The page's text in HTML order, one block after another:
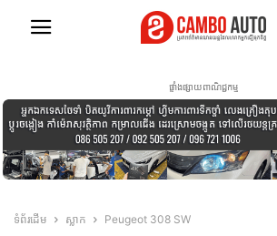
ផ្ទាំងផ្សាយពាណិជ្ជកម្ម
ទំព័រដើម ស្លាក Peugeot 308 SW